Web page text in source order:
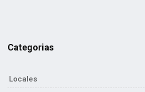
Categorias
Locales